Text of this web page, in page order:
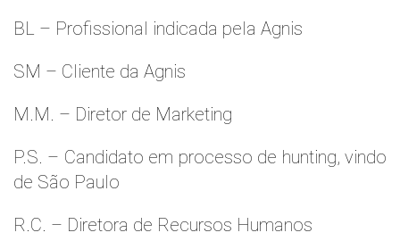
BL – Profissional indicada pela Agnis
SM – Cliente da Agnis
M.M. – Diretor de Marketing
P.S. – Candidato em processo de hunting, vindo
de São Paulo
R.C. – Diretora de Recursos Humanos